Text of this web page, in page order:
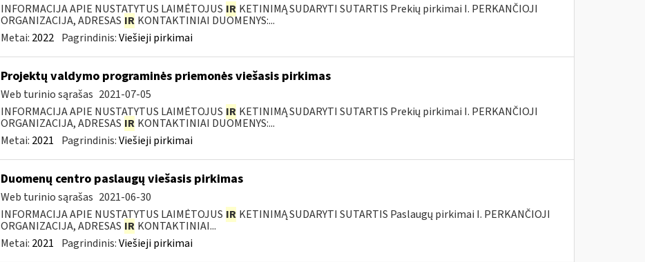
INFORMACIJA APIE NUSTATYTUS LAIMĖTOJUS IR KETINIMĄ SUDARYTI SUTARTIS Prekių pirkimai I. PERKANČIOJI
ORGANIZACIJA, ADRESAS IR KONTAKTINIAI DUOMENYS:...
Metai: 2022 Pagrindinis:Viešieji pirkimai
Projektų valdymo programinės priemonės viešasis pirkimas
Web turinio sąrašas 2021-07-05
INFORMACIJA APIE NUSTATYTUS LAIMĖTOJUS IR KETINIMĄ SUDARYTI SUTARTIS Prekių pirkimai I. PERKANČIOJI
ORGANIZACIJA, ADRESAS IR KONTAKTINIAI DUOMENYS:...
Metai: 2021 Pagrindinis:Viešieji pirkimai
Duomenų centro paslaugų viešasis pirkimas
Web turinio sąrašas 2021-06-30
INFORMACIJA APIE NUSTATYTUS LAIMĖTOJUS IR KETINIMĄ SUDARYTI SUTARTIS Paslaugų pirkimai I. PERKANČIOJI
ORGANIZACIJA, ADRESAS IR KONTAKTINIAI...
Metai: 2021 Pagrindinis:Viešieji pirkimai